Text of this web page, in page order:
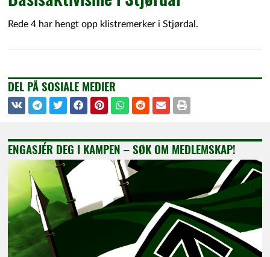
Rede 4 har hengt opp klistremerker i Stjørdal.
DEL PÅ SOSIALE MEDIER
ENGASJÉR DEG I KAMPEN – SØK OM MEDLEMSKAP!